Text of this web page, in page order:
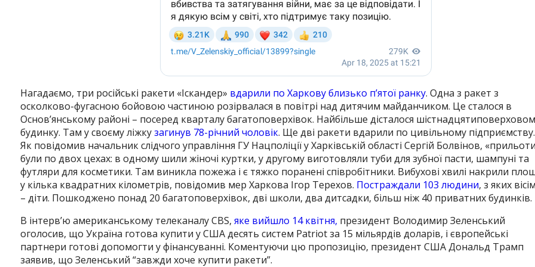
Нагадаємо, три російські ракети «Іскандер» вдарили по Харкову близько п’ятої ранку. Одна з ракет з
осколково-фугасною бойовою частиною розірвалася в повітрі над дитячим майданчиком. Це сталося в
Основ’янському районі – посеред кварталу багатоповерхівок. Найбільше дісталося
будинку. Там у своєму ліжкузагинув 78-річний чоловік. Ще дві ракети вдарили по цивільному підприємству.
Як повідомив начальник слідчого управління ГУ Нацполіції у Харківській області Сергій Болвінов,
були по двох цехах: в одному шили жіночі куртки, у другому виготовляли туби для зубної пасти, шампуні та
футляри для косметики. Там виникла пожежа і є тяжко поранені співробітники. Вибухові хвилі накрили
у кілька квадратних кілометрів, повідомив мер Харкова Ігор Терехов. Постраждали 103 людини, з яких вісім
– діти. Пошкоджено понад 20 багатоповерхівок, дві школи, два дитсадки, більш ніж 40 приватних будинків.
В інтерв’ю американському телеканалу CBS, яке вийшло 14 квітня, президент Володимир Зеленський
оголосив, що Україна готова купити у США десять систем Patriot за 15 мільярдів доларів, і європейські
партнери готові допомогти у фінансуванні. Коментуючи цю пропозицію, президент США Дональд Трамп
заявив, що Зеленський “завжди хоче купити ракети”.